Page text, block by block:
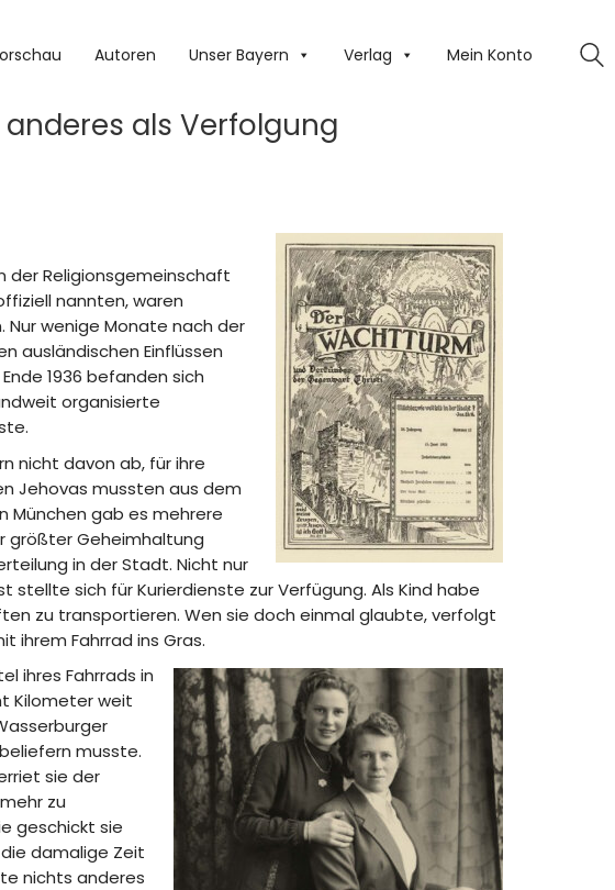
Autoren Unser Bayern Verlag Mein Konto
als Verfolgung
der Religionsgemeinschaft
nannten, waren
Nur wenige Monate nach der
ausländischen Einflüssen
1936 befanden sich
organisierte
nicht davon ab, für ihre
Jehovas mussten aus dem
München gab es mehrere
größter Geheimhaltung
in der Stadt. Nicht nur
sich für Kurierdienste zur Verfügung. Als Kind habe
zu transportieren. Wen sie doch einmal glaubte, verfolgt
ihrem Fahrrad ins Gras.
ihres Fahrrads in
Kilometer weit
musste.
sie der
zu
geschickt sie
damalige Zeit
nichts anderes